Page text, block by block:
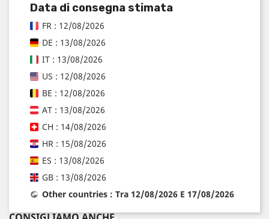
Data di consegna stimata
FR : 12/08/2026
DE : 13/08/2026
IT : 13/08/2026
US : 12/08/2026
BE : 12/08/2026
AT : 13/08/2026
CH : 14/08/2026
HR : 15/08/2026
ES : 13/08/2026
GB : 13/08/2026
Other countries : Tra 12/08/2026 E 17/08/2026